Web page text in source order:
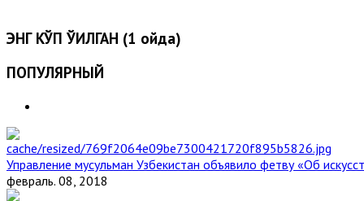
ЭНГ КЎП ЎҚИЛГАН (1 ойда)
ПОПУЛЯРНЫЙ
Управление мусульман Узбекистан объявило фетву «Об
февраль. 08, 2018